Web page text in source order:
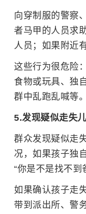
向穿制服的警察
者马甲的人员求
人员；如果附近
这些行为很危险
食物或玩具、独
群中乱跑乱喊等。
5.发现疑似走失
群众发现疑似走
况，如果孩子独
“你是不是找不到
如果确认孩子走
带到派出所、警